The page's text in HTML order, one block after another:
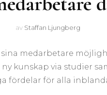
av Staffan Ljungberg
medarbetare
kunskap via studier
fördelar för alla